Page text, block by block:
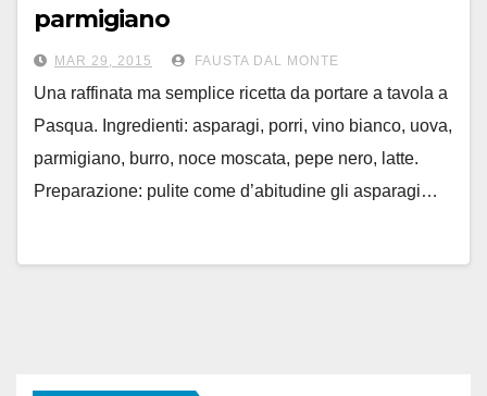
parmigiano
MAR 29, 2015 FAUSTA DAL MONTE
Una raffinata ma semplice ricetta da portare a tavola a
Pasqua. Ingredienti: asparagi, porri, vino bianco, uova,
parmigiano, burro, noce moscata, pepe nero, latte.
Preparazione: pulite come d’abitudine gli asparagi…